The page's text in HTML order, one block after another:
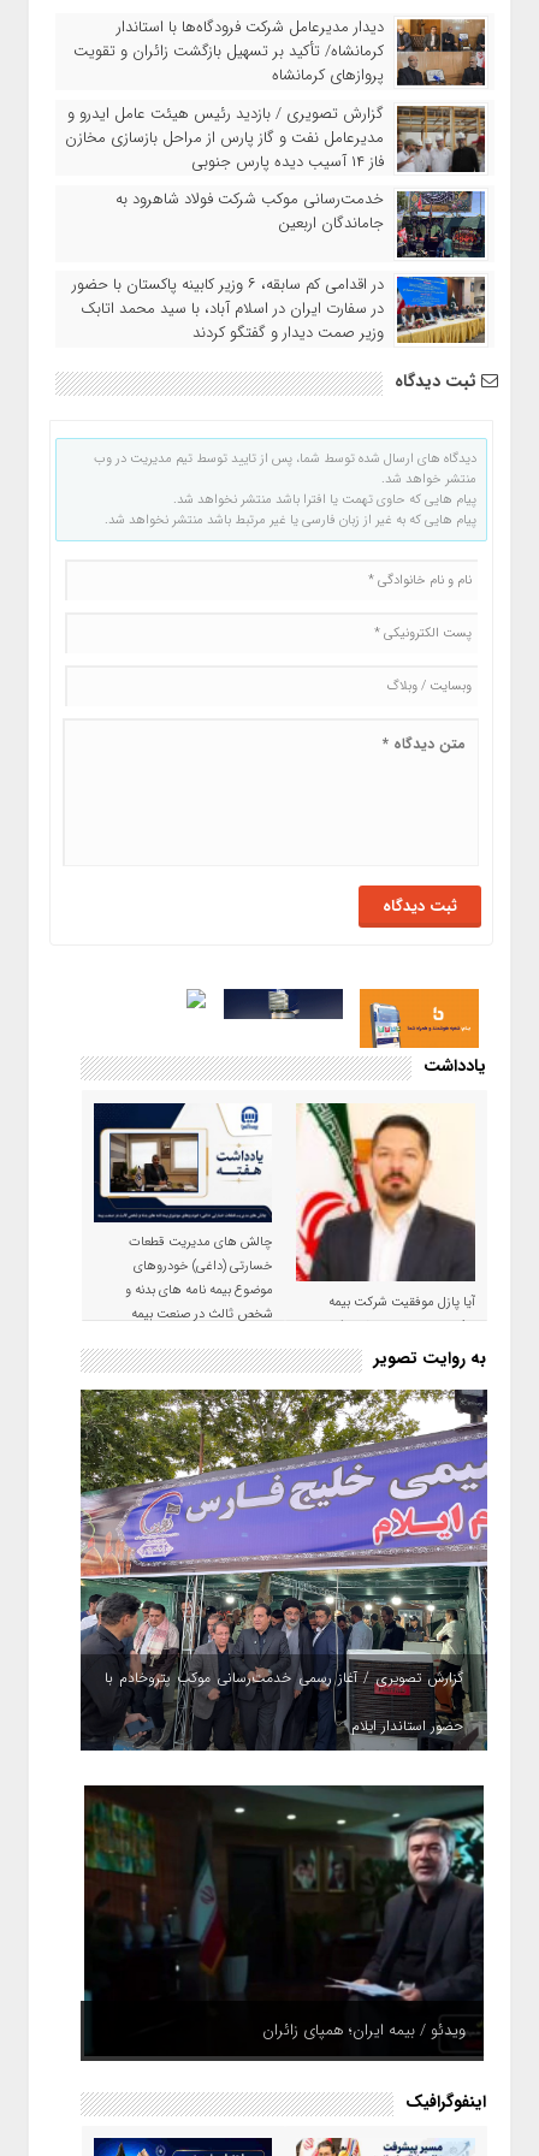
دیدار مدیرعامل شرکت فرودگاه‌ها با استاندار
کرمانشاه/ تأکید بر تسهیل بازگشت زائران و تقویت
پروازهای کرمانشاه
گزارش تصویری / بازدید رئیس هیئت عامل ایدرو و
مدیرعامل نفت و گاز پارس از مراحل بازسازی مخازن
فاز ۱۴ آسیب دیده پارس جنوبی
خدمت‌رسانی موکب شرکت فولاد شاهرود به
جاماندگان اربعین
در اقدامی کم سابقه، ۶ وزیر کابینه پاکستان با حضور
در سفارت ایران در اسلام آباد، با سید محمد اتابک
وزیر صمت دیدار و گفتگو کردند
ثبت دیدگاه
دیدگاه های ارسال شده توسط شما، پس از تایید توسط تیم مدیریت در وب
منتشر خواهد شد.
پیام هایی که حاوی تهمت یا افترا باشد منتشر نخواهد شد.
پیام هایی که به غیر از زبان فارسی یا غیر مرتبط باشد منتشر نخواهد شد.
یادداشت
آیا پازل موفقیت شرکت بیمه
حکمت صبا در سال ۱۴۰۵ کامل می
شود؟!
چالش های مدیریت قطعات
خسارتی (داغی) خودروهای
موضوع بیمه نامه های بدنه و
شخص ثالث در صنعت بیمه
به روایت تصویر
گزارش تصویری / آغاز رسمی خدمت‌رسانی موکب پتروخادم با
حضور استاندار ایلام
ویدئو / بیمه ایران؛ همپای زائران
اینفوگرافیک